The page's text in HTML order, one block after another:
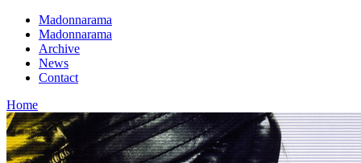
Madonnarama
Madonnarama
Archive
News
Contact
Home